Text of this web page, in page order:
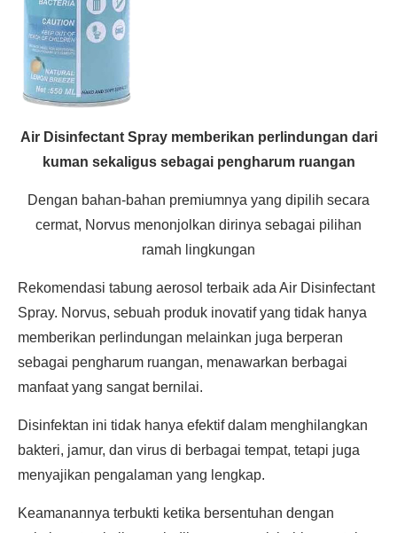
Air Disinfectant Spray memberikan perlindungan dari
kuman sekaligus sebagai pengharum ruangan
Dengan bahan-bahan premiumnya yang dipilih secara
cermat, Norvus menonjolkan dirinya sebagai pilihan
ramah lingkungan
Rekomendasi tabung aerosol terbaik ada Air Disinfectant
Spray. Norvus, sebuah produk inovatif yang tidak hanya
memberikan perlindungan melainkan juga berperan
sebagai pengharum ruangan, menawarkan berbagai
manfaat yang sangat bernilai.
Disinfektan ini tidak hanya efektif dalam menghilangkan
bakteri, jamur, dan virus di berbagai tempat, tetapi juga
menyajikan pengalaman yang lengkap.
Keamanannya terbukti ketika bersentuhan dengan